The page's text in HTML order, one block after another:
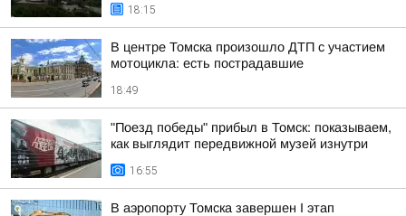
18:15
В центре Томска произошло ДТП с участием
мотоцикла: есть пострадавшие
18:49
"Поезд победы" прибыл в Томск: показываем,
как выглядит передвижной музей изнутри
16:55
В аэропорту Томска завершен I этап